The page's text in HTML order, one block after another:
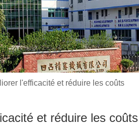
l'efficacité et réduire les coûts
et réduire les coûts